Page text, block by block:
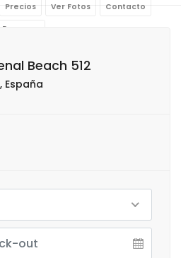
Precios Ver Fotos Contacto
Reservar
Beach 512
España